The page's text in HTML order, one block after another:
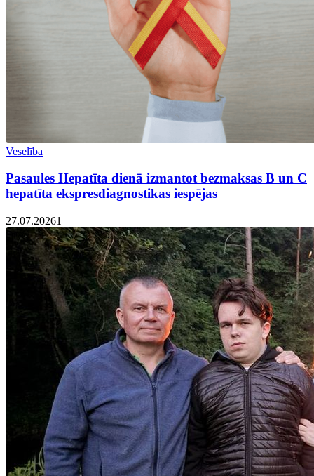
Veselība
Pasaules Hepatīta dienā izmantot bezmaksas B un C
hepatīta ekspresdiagnostikas iespējas
27.07.20261